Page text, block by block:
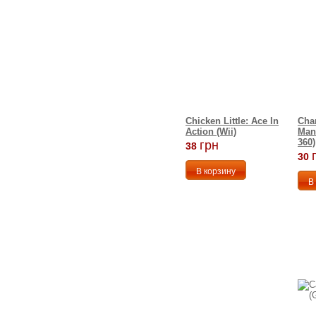
Chicken Little: Ace In
Action (Wii)
38 грн
360)
30